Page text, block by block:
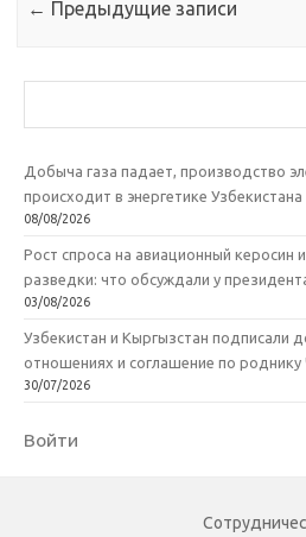
← Предыдущие записи
Добыча газа падает, производство
происходит в энергетике Узбекистана
08/08/2026
Рост спроса на авиационный керосин
разведки: что обсуждали у
03/08/2026
Узбекистан и Кыргызстан подписали
отношениях и соглашение по
30/07/2026
Войти